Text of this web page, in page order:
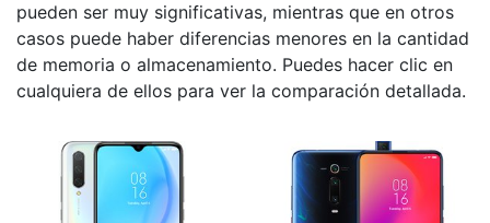
pueden ser muy significativas, mientras que en otros
casos puede haber diferencias menores en la cantidad
de memoria o almacenamiento. Puedes hacer clic en
cualquiera de ellos para ver la comparación detallada.